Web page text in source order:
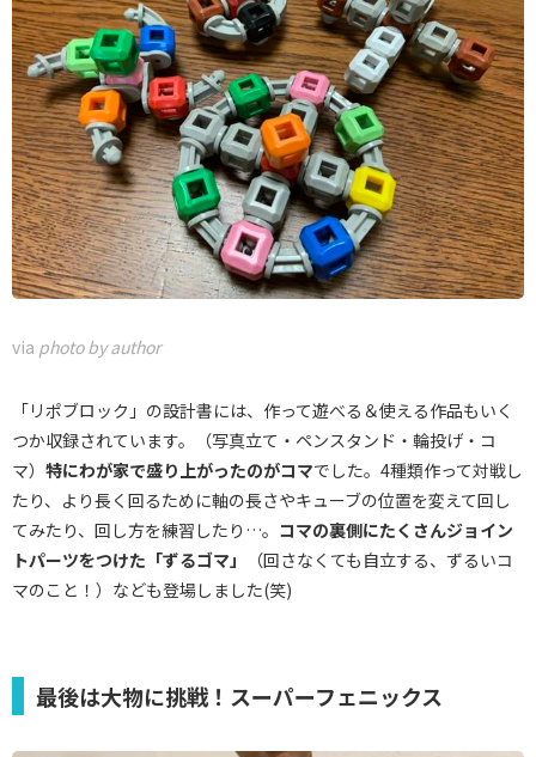
via photo by author
「リポブロック」の設計書には、作って遊べる＆使える作品もいく
つか収録されています。（写真立て・ペンスタンド・輪投げ・コ
マ） 特にわが家で盛り上がったのがコマでした。4種類作って対戦し
たり、より長く回るために軸の長さやキューブの位置を変えて回し
てみたり、回し方を練習したり…。 コマの裏側にたくさんジョイン
トパーツをつけた「ずるゴマ」
（回さなくても自立する、ずるいコ
マのこと！）なども登場しました(笑)
最後は大物に挑戦！スーパーフェニックス